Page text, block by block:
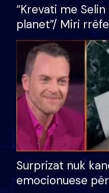
“Krevati me
planet”/ Miri
bukura në
mungojë zilja e
Surprizat nuk
emocionuese